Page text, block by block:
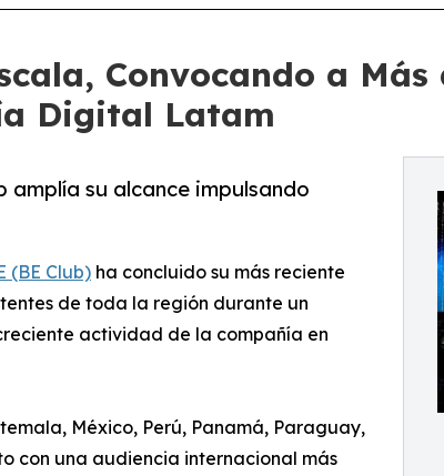
Convocando a Más
Digital Latam
amplía su alcance impulsando
(BE Club) ha concluido su más reciente
de toda la región durante un
actividad de la compañía en
México, Perú, Panamá, Paraguay,
con una audiencia internacional más